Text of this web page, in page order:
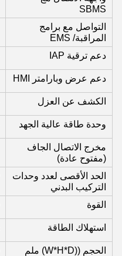
SBMS
التواصل مع برامج
المراقبة/ EMS
دعم ترقية IAP
دعم عرض وبارامتر HMI
الكشف عن العزل
وحدة طاقة عالية الجهد
مخرج الاتصال الجاف
(مفتوح عادة)
الحد الأقصى لعدد وحدات
التركيب البدني
القوة
استهلاك الطاقة
الحجم ((W*H*D) ملم